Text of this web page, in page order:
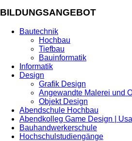
BILDUNGSANGEBOT
Bautechnik
Hochbau
Tiefbau
Bauinformatik
Informatik
Design
Grafik Design
Angewandte Malerei und
Objekt Design
Abendschule Hochbau
Abendkolleg Game Design |
Bauhandwerkerschule
Hochschulstudiengänge